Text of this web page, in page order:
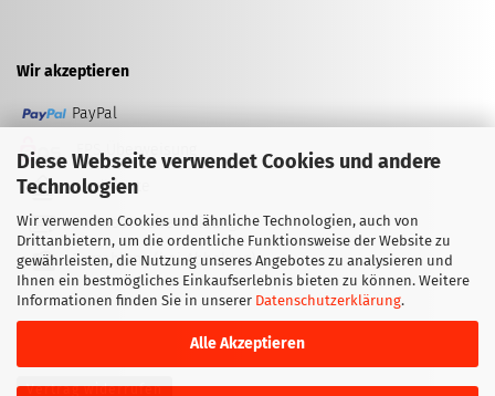
Diese Webseite verwendet Cookies und andere
Technologien
Wir verwenden Cookies und ähnliche Technologien, auch von
Drittanbietern, um die ordentliche Funktionsweise der Website zu
gewährleisten, die Nutzung unseres Angebotes zu analysieren und
Ihnen ein bestmögliches Einkaufserlebnis bieten zu können. Weitere
Informationen finden Sie in unserer Datenschutzerklärung.
Alle Akzeptieren
Wir akzeptieren
PayPal
EPS Überweisung
Kreditkarte
Vorkasse (Überweisung)
Barzahlung (bei Abholung)
Vertrag widerrufen